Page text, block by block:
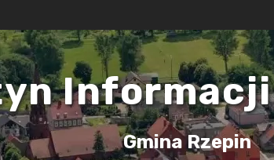
Gmina Rzepin